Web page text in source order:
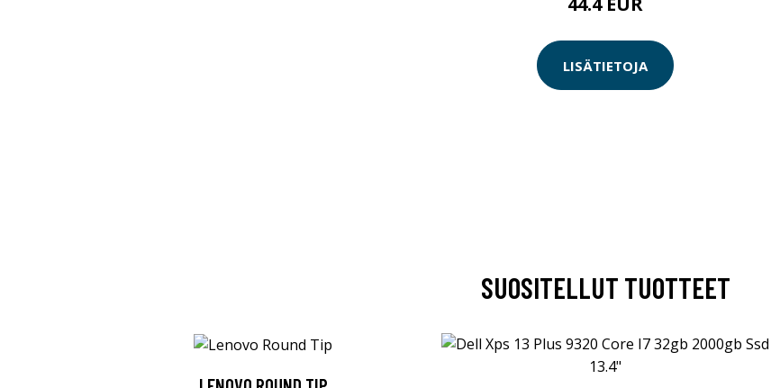
LISÄTIETOJA
SUOSITELLUT TUOTTEET